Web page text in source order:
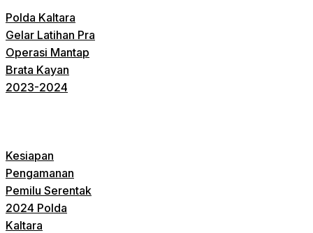
Polda Kaltara
Gelar Latihan Pra
Operasi Mantap
Brata Kayan
2023-2024
Kesiapan
Pengamanan
Pemilu Serentak
2024 Polda
Kaltara